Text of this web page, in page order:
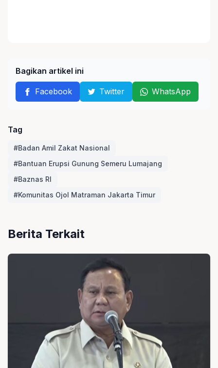
Bagikan artikel ini
Facebook Twitter WhatsApp
Tag
#Badan Amil Zakat Nasional
#Bantuan Erupsi Gunung Semeru Lumajang
#Baznas RI
#Komunitas Ojol Matraman Jakarta Timur
Berita Terkait